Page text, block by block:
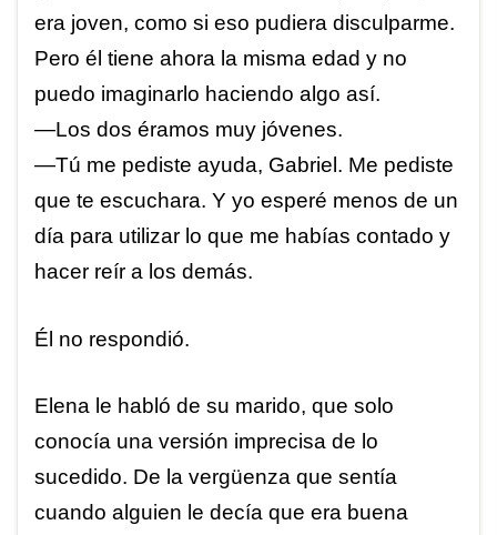
era joven, como si eso pudiera disculparme.
Pero él tiene ahora la misma edad y no
puedo imaginarlo haciendo algo así.
—Los dos éramos muy jóvenes.
—Tú me pediste ayuda, Gabriel. Me pediste
que te escuchara. Y yo esperé menos de un
día para utilizar lo que me habías contado y
hacer reír a los demás.
Él no respondió.
Elena le habló de su marido, que solo
conocía una versión imprecisa de lo
sucedido. De la vergüenza que sentía
cuando alguien le decía que era buena